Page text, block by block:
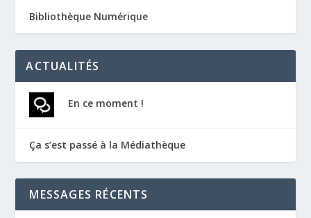
Bibliothèque Numérique
ACTUALITÉS
En ce moment !
Ça s’est passé à la Médiathèque
MESSAGES RÉCENTS